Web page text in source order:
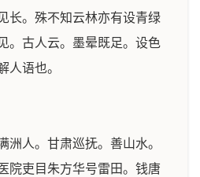
长。殊不知云林亦有设青绿
。古人云。墨晕既足。设色
人语也。
洲人。甘肃巡抚。善山水。
院吏目朱方华号雷田。钱唐